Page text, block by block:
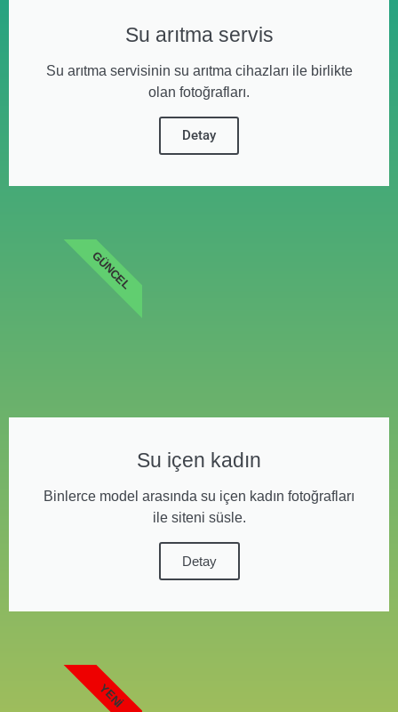
Su arıtma servis
Su arıtma servisinin su arıtma cihazları ile birlikte
olan fotoğrafları.
Detay
Su içen kadın
Binlerce model arasında su içen kadın fotoğrafları
ile siteni süsle.
Detay
GÜNCEL
YENI